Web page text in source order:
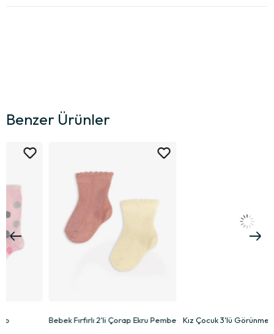
Benzer Ürünler
Bebek Fırfırlı 2'li Çorap Ekru Pembe Kız Çocuk 3'lü Görünmez Çorap